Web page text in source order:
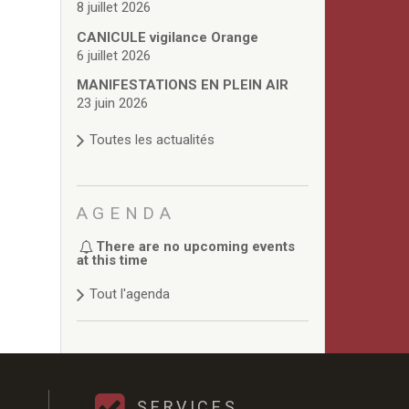
8 juillet 2026
CANICULE vigilance Orange
6 juillet 2026
MANIFESTATIONS EN PLEIN AIR
23 juin 2026
Toutes les actualités
AGENDA
There are no upcoming events
at this time
Tout l'agenda